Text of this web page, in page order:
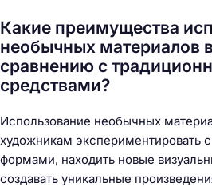
Какие преимущества
необычных материалов
сравнению с
средствами?
Использование необычных
художникам экспериментировать
формами, находить новые
создавать уникальные